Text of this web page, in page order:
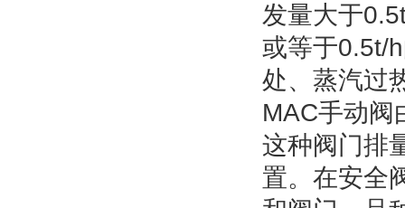
发量大于
或等于0.5t/h
处、蒸汽过
MAC手动阀
这种阀门排
置。在安全